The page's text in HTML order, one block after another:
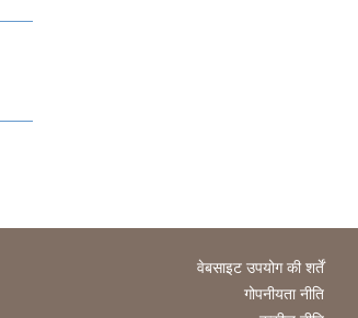
वेबसाइट उपयोग की शर्तें
गोपनीयता नीति